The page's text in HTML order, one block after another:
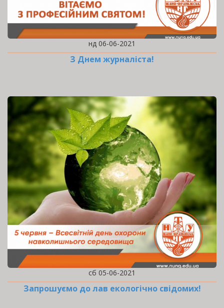
нд 06-06-2021
З Днем журналіста!
сб 05-06-2021
Запрошуємо до лав екологічно свідомих!